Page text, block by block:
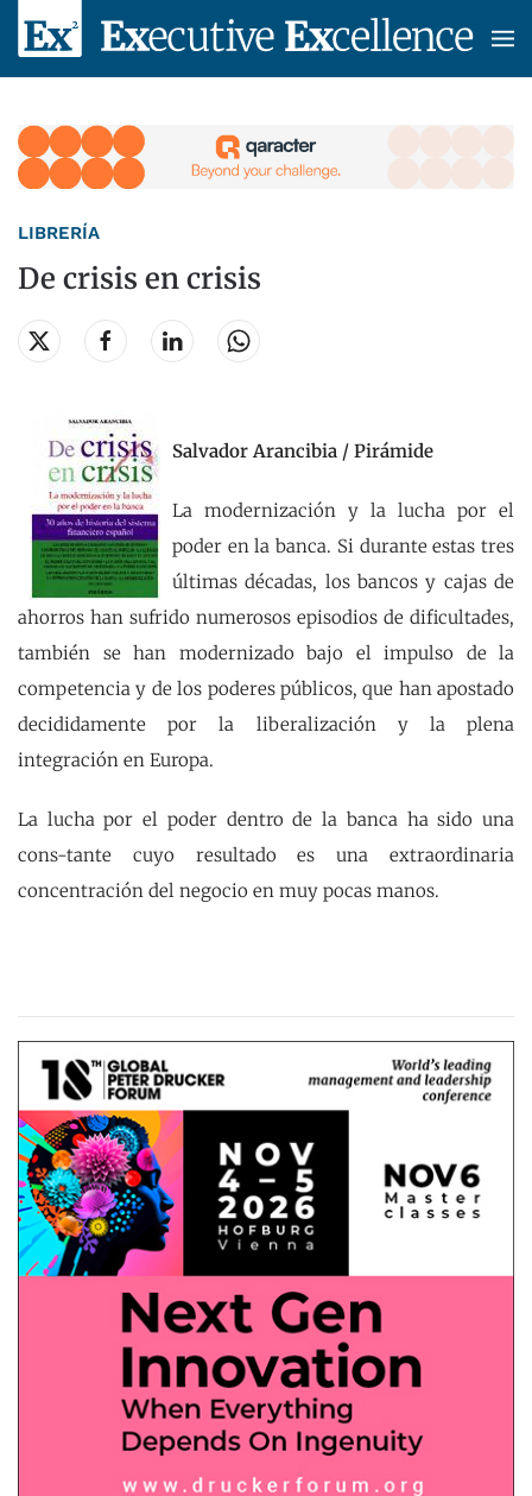
Skip to main content
LIBRERÍA
De crisis en crisis
Salvador Arancibia / Pirámide
La modernización y la lucha por el
poder en la banca. Si durante estas tres
últimas décadas, los bancos y cajas de
ahorros han sufrido numerosos episodios de dificultades,
también se han modernizado bajo el impulso de la
competencia y de los poderes públicos, que han apostado
decididamente por la liberalización y la plena
integración en Europa.
La lucha por el poder dentro de la banca ha sido una
cons-tante cuyo resultado es una extraordinaria
concentración del negocio en muy pocas manos.